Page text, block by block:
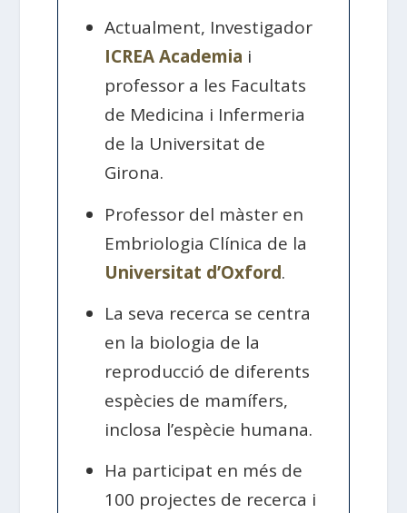
Actualment, Investigador
ICREA Academia i
professor a les Facultats
de Medicina i Infermeria
de la Universitat de
Girona.
Professor del màster en
Embriologia Clínica de la
Universitat d’Oxford.
La seva recerca se centra
en la biologia de la
reproducció de diferents
espècies de mamífers,
inclosa l’espècie humana.
Ha participat en més de
100 projectes de recerca i